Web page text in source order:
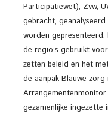
Participatiewet), Zvw,
gebracht,
worden
de regio’s gebruikt
zetten beleid en het
de aanpak Blauwe
gezamenlijke ingezette